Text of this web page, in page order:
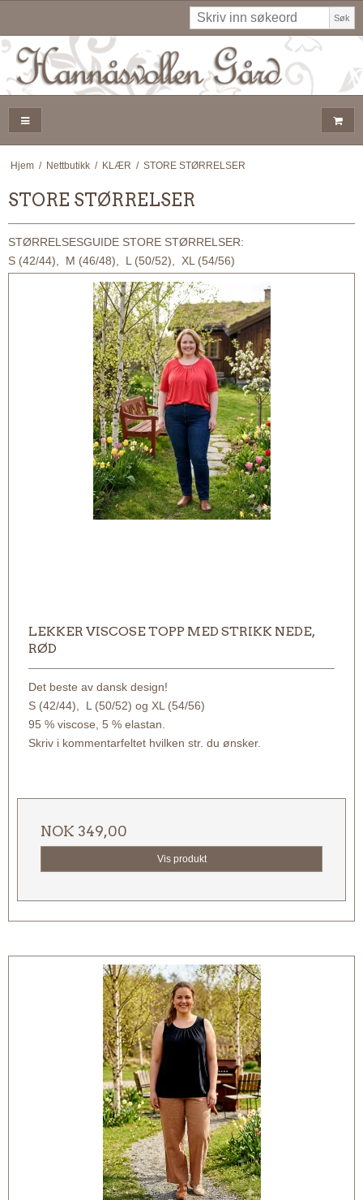
Søk
Hjem / Nettbutikk / KLÆR / STORE STØRRELSER
STORE STØRRELSER
STØRRELSESGUIDE STORE STØRRELSER:
S (42/44), M (46/48), L (50/52), XL (54/56)
LEKKER VISCOSE TOPP MED STRIKK NEDE,
RØD
Det beste av dansk design!
S (42/44), L (50/52) og XL (54/56)
95 % viscose, 5 % elastan.
Skriv i kommentarfeltet hvilken str. du ønsker.
NOK 349,00
Vis produkt